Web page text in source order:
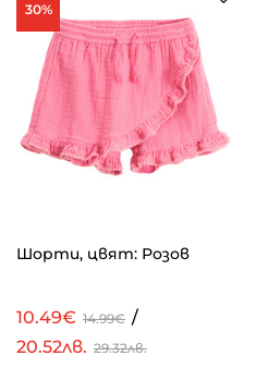
30%
Шорти, цвят: Розов
10.49€ 14.99€ /
20.52лв. 29.32лв.